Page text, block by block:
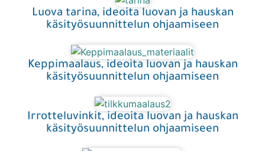
Luova tarina, ideoita luovan ja hauskan
käsityösuunnittelun ohjaamiseen
Keppimaalaus, ideoita luovan ja hauskan
käsityösuunnittelun ohjaamiseen
Irrotteluvinkit, ideoita luovan ja hauskan
käsityösuunnittelun ohjaamiseen